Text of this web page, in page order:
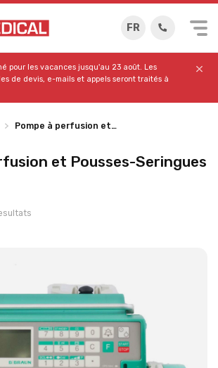
FR
pour les vacances jusqu'au 23 août. Les
de devis, e-mails et appels seront traités à
Pompe à perfusion et…
et Pousses-Seringues